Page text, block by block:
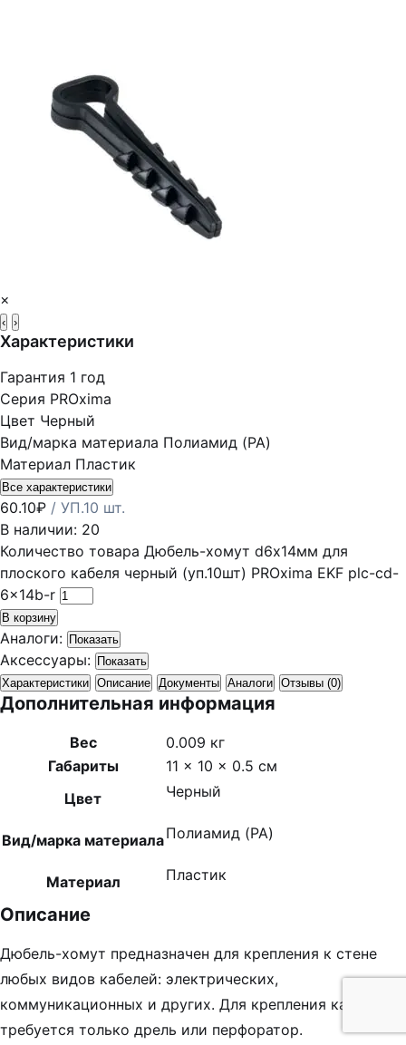
×
‹ ›
Характеристики
Гарантия 1 год
Серия PROxima
Цвет Черный
Вид/марка материала Полиамид (PA)
Материал Пластик
Все характеристики
60.10₽ / УП.10 шт.
В наличии: 20
Количество товара Дюбель-хомут d6х14мм для
плоского кабеля черный (уп.10шт) PROxima EKF plc-cd-
6x14b-r
В корзину
Аналоги: Показать
Аксессуары: Показать
Характеристики Описание Документы Аналоги Отзывы (0)
Дополнительная информация
Вес
0.009 кг
Габариты
11 × 10 × 0.5 см
Цвет
Черный
Вид/марка материалаПолиамид (PA)
Материал Пластик
Описание
Дюбель-хомут предназначен для крепления к стене
любых видов кабелей: электрических,
коммуникационных и других. Для крепления кабеля
требуется только дрель или перфоратор.